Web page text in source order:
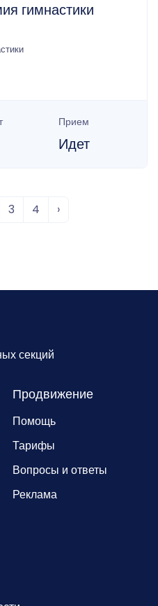
гимнастики
Прием
Идет
3 4 ›
секций
Продвижение
Помощь
Тарифы
Вопросы и ответы
Реклама